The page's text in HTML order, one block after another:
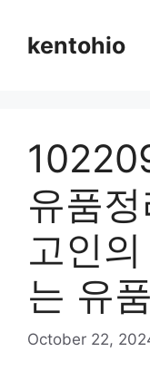
contentkentohio
유품
고인
는 유
October 22,